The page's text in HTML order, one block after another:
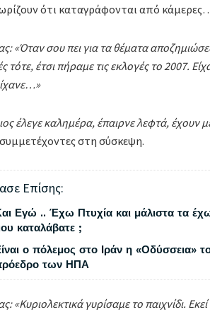
ότι καταγράφονται από
«Όταν σου πει για τα θέματα
τότε, έτσι πήραμε τις εκλογές το 2007.
έλεγε καλημέρα, έπαιρνε λεφτά, έχουν
στη σύσκεψη.
Επίσης:
Εγώ .. Έχω Πτυχία και μάλιστα τα
καταλάβατε ;
ο πόλεμος στο Ιράν η «Οδύσσεια»
των ΗΠΑ
«Κυριολεκτικά γυρίσαμε το παιχνίδι.